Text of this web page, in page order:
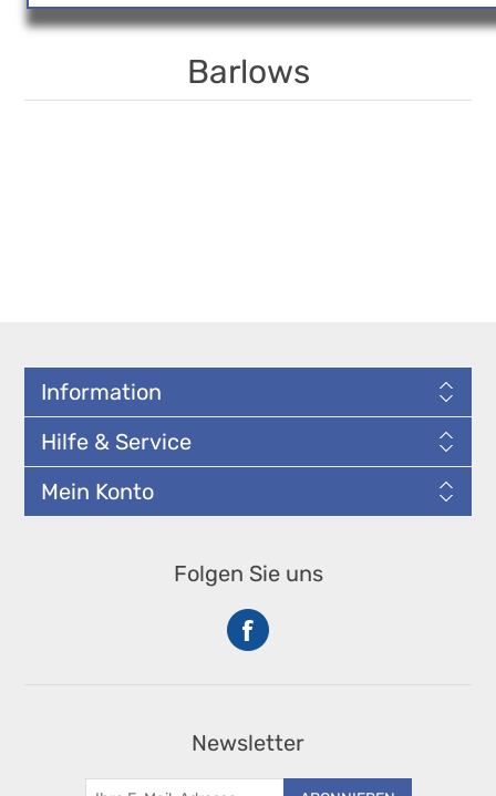
Barlows
Information
Hilfe & Service
Mein Konto
Folgen Sie uns
Newsletter